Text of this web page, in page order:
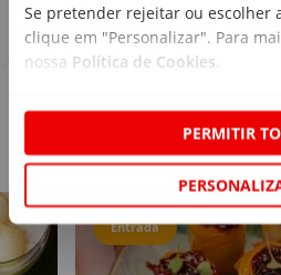
Se pretender rejeitar ou escolher
clique em "Personalizar". Para
nossa Política de Cookies
PERMITIR
Receitas
Entrada